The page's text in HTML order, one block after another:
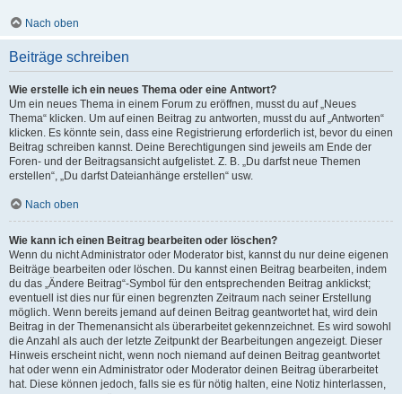
Nach oben
Beiträge schreiben
Wie erstelle ich ein neues Thema oder eine Antwort?
Um ein neues Thema in einem Forum zu eröffnen, musst du auf „Neues
Thema“ klicken. Um auf einen Beitrag zu antworten, musst du auf „Antworten“
klicken. Es könnte sein, dass eine Registrierung erforderlich ist, bevor du einen
Beitrag schreiben kannst. Deine Berechtigungen sind jeweils am Ende der
Foren- und der Beitragsansicht aufgelistet. Z. B. „Du darfst neue Themen
erstellen“, „Du darfst Dateianhänge erstellen“ usw.
Nach oben
Wie kann ich einen Beitrag bearbeiten oder löschen?
Wenn du nicht Administrator oder Moderator bist, kannst du nur deine eigenen
Beiträge bearbeiten oder löschen. Du kannst einen Beitrag bearbeiten, indem
du das „Ändere Beitrag“-Symbol für den entsprechenden Beitrag anklickst;
eventuell ist dies nur für einen begrenzten Zeitraum nach seiner Erstellung
möglich. Wenn bereits jemand auf deinen Beitrag geantwortet hat, wird dein
Beitrag in der Themenansicht als überarbeitet gekennzeichnet. Es wird sowohl
die Anzahl als auch der letzte Zeitpunkt der Bearbeitungen angezeigt. Dieser
Hinweis erscheint nicht, wenn noch niemand auf deinen Beitrag geantwortet
hat oder wenn ein Administrator oder Moderator deinen Beitrag überarbeitet
hat. Diese können jedoch, falls sie es für nötig halten, eine Notiz hinterlassen,